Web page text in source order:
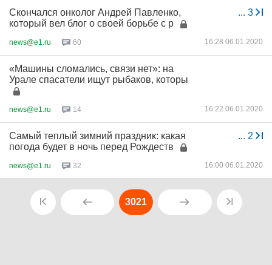
... 3
Скончался онколог Андрей Павленко,
который вел блог о своей борьбе с р
news@e1.ru 60 16:28 06.01.2020
«Машины сломались, связи нет»: на
Урале спасатели ищут рыбаков, которы
news@e1.ru 14 16:22 06.01.2020
... 2
Самый теплый зимний праздник: какая
погода будет в ночь перед Рождеств
news@e1.ru 32 16:00 06.01.2020
3021